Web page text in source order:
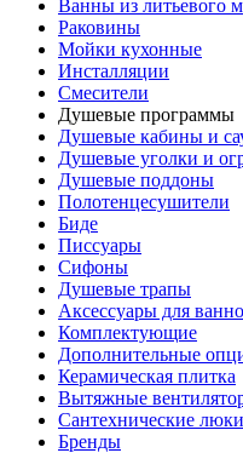
Ванны из литьевого
Раковины
Мойки кухонные
Инсталляции
Смесители
Душевые программы
Душевые кабины и
Душевые уголки и
Душевые поддоны
Полотенцесушители
Биде
Писсуары
Сифоны
Душевые трапы
Аксессуары для
Комплектующие
Дополнительные
Керамическая плитка
Вытяжные
Сантехнические люки
Бренды